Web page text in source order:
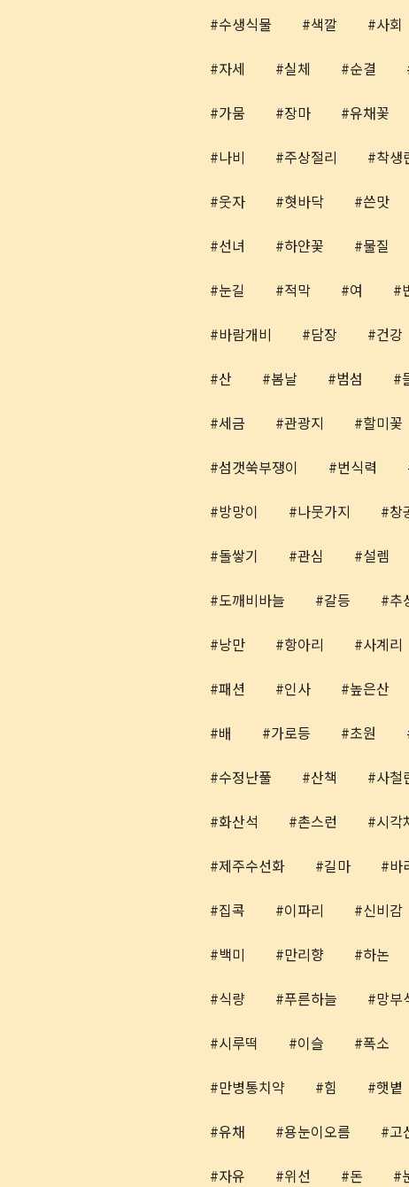
수생식물 색깔 사회
자세 실체 순결
가뭄 장마 유채꽃
나비 주상절리 착생
웃자 혓바닥 쓴맛
선녀 하얀꽃 물질
눈길 적막 여
바람개비 담장 건강
산 봄날 범섬
세금 관광지 할미꽃
섬갯쑥부쟁이 번식력
방망이 나뭇가지 창
돌쌓기 관심 설렘
도깨비바늘 갈등 추
낭만 항아리 사계리
패션 인사 높은산
배 가로등 초원
수정난풀 산책 사철
화산석 촌스런 시각
제주수선화 길마 바
집콕 이파리 신비감
백미 만리향 하논
식량 푸른하늘 망부
시루떡 이슬 폭소
만병통치약 힘 햇볕
유채 용눈이오름 고
자유 위선 돈